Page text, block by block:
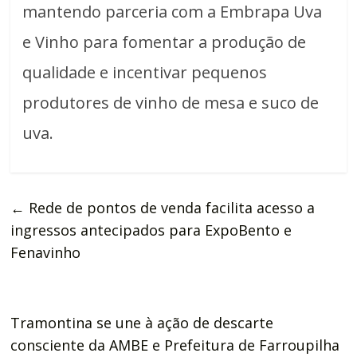
mantendo parceria com a Embrapa Uva
e Vinho para fomentar a produção de
qualidade e incentivar pequenos
produtores de vinho de mesa e suco de
uva.
← Rede de pontos de venda facilita acesso a
ingressos antecipados para ExpoBento e
Fenavinho
Tramontina se une à ação de descarte
consciente da AMBE e Prefeitura de Farroupilha